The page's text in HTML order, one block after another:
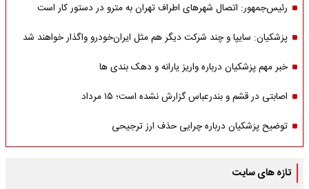
رئیس‌جمهور: اتصال شهرهای اطراف تهران به مترو در دستور کار است
پزشکیان: سایپا و چند شرکت دیگر هم مثل ایران‌خودرو واگذار خواهند شد
خبر مهم پزشکیان درباره واریز یارانه و دهک بندی ها
اصابتی در قشم و بندرعباس گزارش نشده است؛ ۱۵ مرداد
توضیح پزشکیان درباره چرایی حذف ارز ترجیحی
تازه های سایت